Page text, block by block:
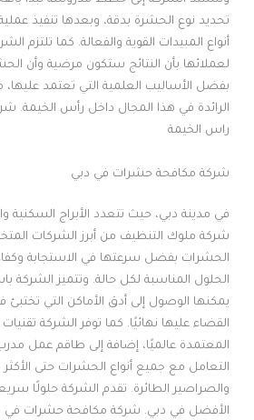
تحديد نوع الحشرة بدقة، وبعدها تنفيذ
أنواع المبيدات القوية والفعالة. كما تلتزم
لعملائها بأن النتائج ستكون مرضية وأن
بفضل الأساليب العلمية التي تعتمد
الرائدة في هذا المجال داخل رأس
راس الخيمة
شركة مكافحة حشرات في دبي
في مدينة دبي، حيث تتعدد الأبراج السكنية
شركة ملوك التنظيف من أبرز الشركات
الحشرات بفضل سرعتها في الاستجابة
الحلول المناسبة لكل حالة. وتتميز الشركة
يمكنها الوصول إلى أدق الأماكن التي
القضاء عليها نهائيًا. كما توفر الشركة
المعتمدة عالميًا، إضافة إلى طاقم عمل مدرب
التعامل مع جميع أنواع الحشرات حتى
والصراصير الطائرة. تقدم الشركة حلولًا
الأفضل في دبي. شركة مكافحة حشرات في